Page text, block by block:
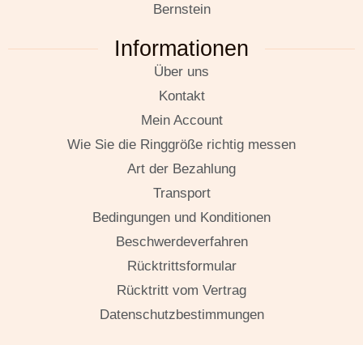
Bernstein
Informationen
Über uns
Kontakt
Mein Account
Wie Sie die Ringgröße richtig messen
Art der Bezahlung
Transport
Bedingungen und Konditionen
Beschwerdeverfahren
Rücktrittsformular
Rücktritt vom Vertrag
Datenschutzbestimmungen